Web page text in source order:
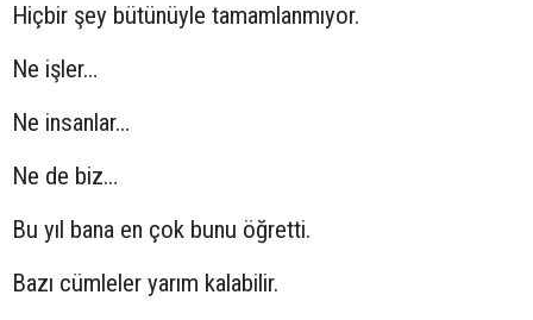
Hiçbir şey bütünüyle tamamlanmıyor.
Ne işler…
Ne insanlar…
Ne de biz…
Bu yıl bana en çok bunu öğretti.
Bazı cümleler yarım kalabilir.